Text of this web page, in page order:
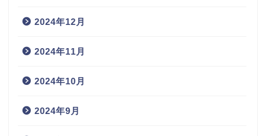
2024年12月
2024年11月
2024年10月
2024年9月